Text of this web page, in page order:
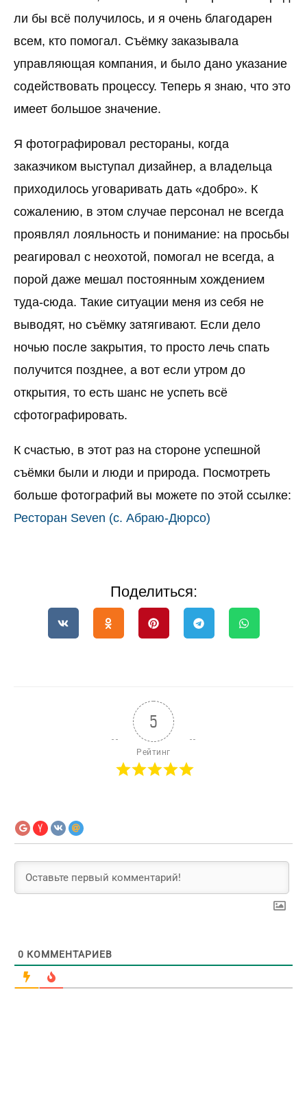
ли бы всё получилось, и я очень благодарен
всем, кто помогал. Съёмку заказывала
управляющая компания, и было дано указание
содействовать процессу. Теперь я знаю, что это
имеет большое значение.
Я фотографировал рестораны, когда
заказчиком выступал дизайнер, а владельца
приходилось уговаривать дать «добро». К
сожалению, в этом случае персонал не всегда
проявлял лояльность и понимание: на просьбы
реагировал с неохотой, помогал не всегда, а
порой даже мешал постоянным хождением
туда-сюда. Такие ситуации меня из себя не
выводят, но съёмку затягивают. Если дело
ночью после закрытия, то просто лечь спать
получится позднее, а вот если утром до
открытия, то есть шанс не успеть всё
сфотографировать.
К счастью, в этот раз на стороне успешной
съёмки были и люди и природа. Посмотреть
больше фотографий вы можете по этой ссылке:
Ресторан Seven (с. Абраю-Дюрсо)
Поделиться:
5
Рейтинг
0 КОММЕНТАРИЕВ